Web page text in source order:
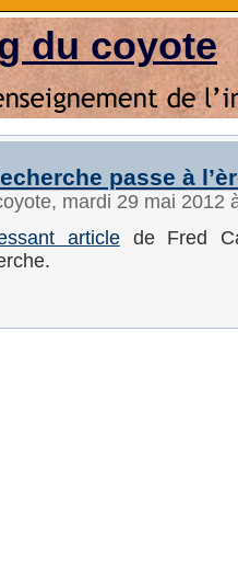
du coyote
passe à
mardi 29 mai 2012
articlede Fred